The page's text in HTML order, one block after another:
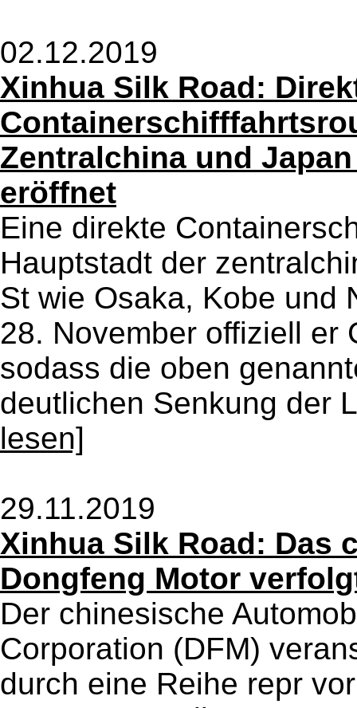
02.12.2019
Xinhua Silk Road:
Zentralchina und
eröffnet
Eine direkte
Hauptstadt der
St wie Osaka, Kobe und
28. November offiziell er
sodass die oben
deutlichen Senkung der
lesen]
29.11.2019
Xinhua Silk Road: Das
Dongfeng Motor
Der chinesische
Corporation (DFM)
durch eine Reihe repr